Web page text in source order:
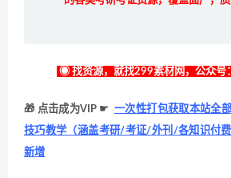
◉ 找资源，就找299素材网，公众号
🎁 点击成为VIP ☛ 一次性打包获取本站全
技巧教学（涵盖考研/考证/外刊/各知识付
新增